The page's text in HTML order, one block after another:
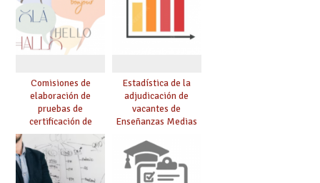
Comisiones de
elaboración de
pruebas de
certificación de
competencia
lingüística: publicada
resolución definitiva
Estadística de la
adjudicación de
vacantes de
Enseñanzas Medias